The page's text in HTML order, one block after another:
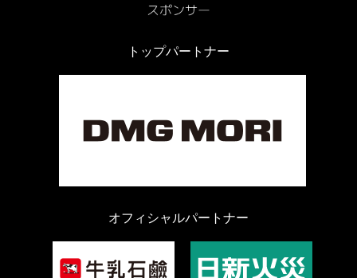
トップパートナー
オフィシャルパートナー